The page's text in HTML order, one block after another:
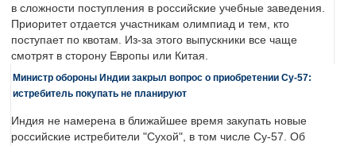
в сложности поступления в российские учебные заведения.
Приоритет отдается участникам олимпиад и тем, кто
поступает по квотам. Из-за этого выпускники все чаще
смотрят в сторону Европы или Китая.
Министр обороны Индии закрыл вопрос о приобретении Су-57:
истребитель покупать не планируют
Индия не намерена в ближайшее время закупать новые
российские истребители "Сухой", в том числе Су-57. Об